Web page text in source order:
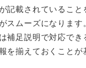
記載されていること
スムーズになります
補足説明で対応でき
を揃えておくことが